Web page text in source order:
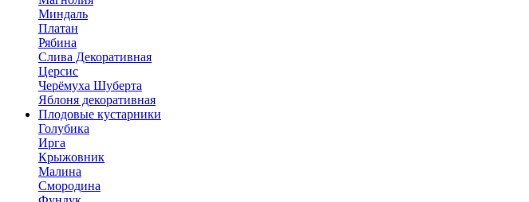
Миндаль
Платан
Рябина
Слива Декоративная
Церсис
Черёмуха Шуберта
Яблоня декоративная
Плодовые кустарники
Голубика
Ирга
Крыжовник
Малина
Смородина